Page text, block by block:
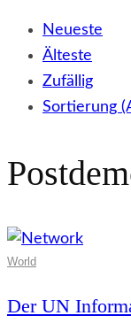
Neueste
Älteste
Zufällig
Sortierung
World
Der UN